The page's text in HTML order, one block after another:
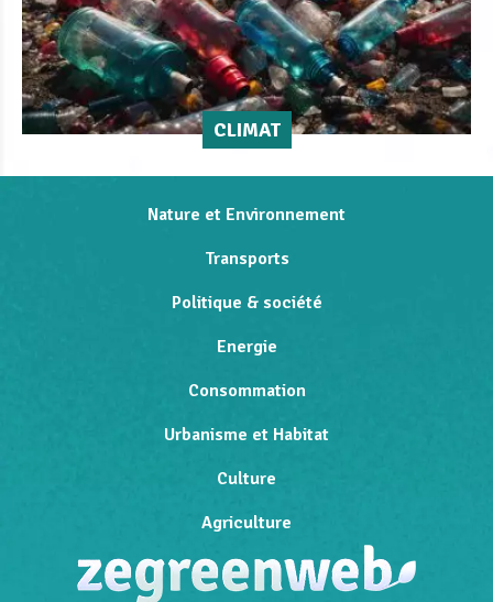
CLIMAT
Nature et Environnement
Transports
Politique & société
Energie
Consommation
Urbanisme et Habitat
Culture
Agriculture